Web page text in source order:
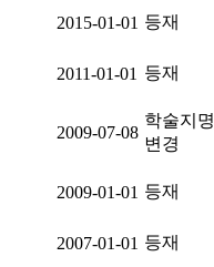
2015-01-01 등재
2011-01-01 등재
2009-07-08
학술지명
변경
2009-01-01 등재
2007-01-01 등재